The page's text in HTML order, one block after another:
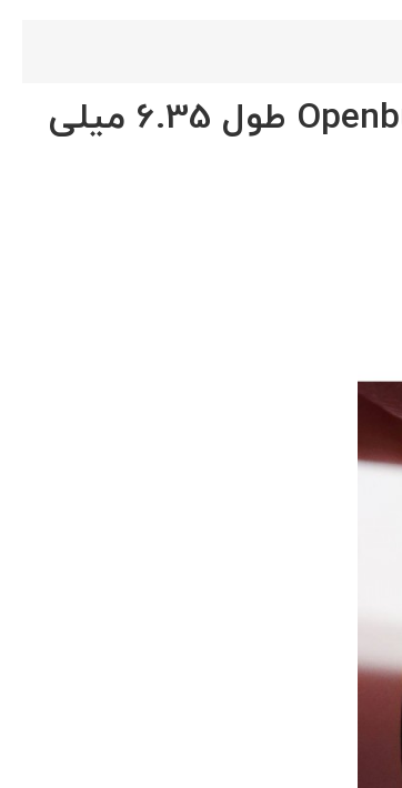
اسپیسر فلزی خارج از مرکز مناسب برای رگلاژ مکانیسم های حرکتی Openbuilds طول 6.35 میلی